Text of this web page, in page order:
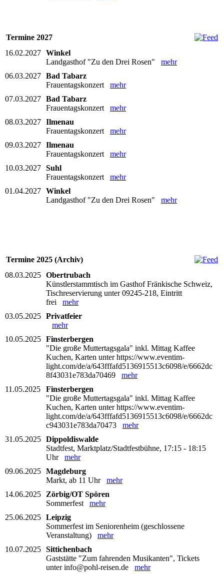
Termine 2027
16.02.2027 Winkel
Landgasthof "Zu den Drei Rosen" mehr
06.03.2027 Bad Tabarz
Frauentagskonzert mehr
07.03.2027 Bad Tabarz
Frauentagskonzert mehr
08.03.2027 Ilmenau
Frauentagskonzert mehr
09.03.2027 Ilmenau
Frauentagskonzert mehr
10.03.2027 Suhl
Frauentagskonzert mehr
01.04.2027 Winkel
Landgasthof "Zu den Drei Rosen" mehr
Termine 2025 (Archiv)
08.03.2025 Obertrubach
Künstlerstammtisch im Gasthof Fränkische Schweiz,
Tischreservierung unter 09245-218, Eintritt
frei mehr
03.05.2025 Privatfeier
mehr
10.05.2025 Finsterbergen
"Die große Muttertagsgala" inkl. Mittag Kaffee
Kuchen, Karten unter https://www.eventim-
light.com/de/a/643fffafd5136915513c6098/e/6662dc
8f43031e783da70469 mehr
11.05.2025
Finsterbergen
"Die große Muttertagsgala" inkl. Mittag Kaffee
Kuchen, Karten unter https://www.eventim-
light.com/de/a/643fffafd5136915513c6098/e/6662dc
c943031e783da70473 mehr
31.05.2025 Dippoldiswalde
Stadtfest, Marktplatz/Stadtfestbühne, 17:15 - 18:15
Uhr mehr
09.06.2025 Magdeburg
Markt, ab 11 Uhr mehr
14.06.2025
Zörbig/OT Spören
Sommerfest mehr
25.06.2025 Leipzig
Sommerfest im Seniorenheim (geschlossene
Veranstaltung) mehr
10.07.2025 Sittichenbach
Gaststätte "Zum fahrenden Musikanten", Tickets
unter info@pohl-reisen.de mehr